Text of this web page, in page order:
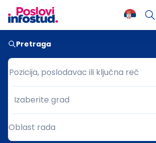
Pretraga
Pozicija, poslodavac ili ključna reč
Pozicija, poslodavac ili ključna reč
Grad
Izaberite grad
Oblast rada